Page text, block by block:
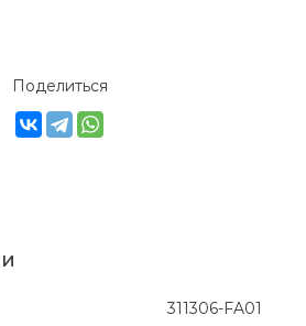
Поделиться
311306-FA01